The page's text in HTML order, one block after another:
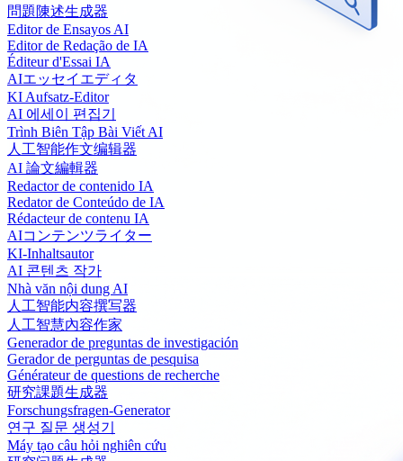
問題陳述生成器
Editor de Ensayos AI
Editor de Redação de IA
Éditeur d'Essai IA
AIエッセイエディタ
KI Aufsatz-Editor
AI 에세이 편집기
Trình Biên Tập Bài Viết AI
人工智能作文编辑器
AI 論文編輯器
Redactor de contenido IA
Redator de Conteúdo de IA
Rédacteur de contenu IA
AIコンテンツライター
KI-Inhaltsautor
AI 콘텐츠 작가
Nhà văn nội dung AI
人工智能内容撰写器
人工智慧內容作家
Generador de preguntas de investigación
Gerador de perguntas de pesquisa
Générateur de questions de recherche
研究課題生成器
Forschungsfragen-Generator
연구 질문 생성기
Máy tạo câu hỏi nghiên cứu